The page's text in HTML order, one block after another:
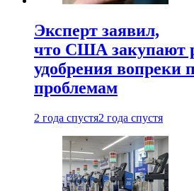
Эксперт заявил,
что США закупают
удобрения вопреки
проблемам
2 года спустя2 года спустя